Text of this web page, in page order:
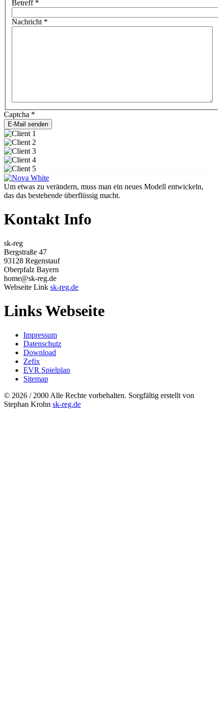
Betreff*
Nachricht *
Captcha *
E-Mail senden
Um etwas zu verändern, muss man ein neues Modell entwickeln,
das das bestehende überflüssig macht.
Kontakt Info
sk-reg
Bergstraße 47
93128 Regenstauf
Oberpfalz Bayern
home@sk-reg.de
Webseite Link sk-reg.de
Links Webseite
Impressum
Datenschutz
Download
Zefix
EVR Spielplan
Sitemap
© 2026 / 2000 Alle Rechte vorbehalten. Sorgfältig erstellt von
Stephan Krohn sk-reg.de